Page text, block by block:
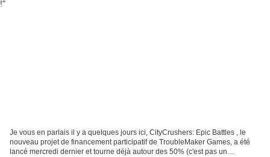
Je vous en parlais il y a quelques jours ici, CityCrushers: Epic Battles , le
nouveau projet de financement participatif de TroubleMaker Games, a été
lancé mercredi dernier et tourne déjà autour des 50% (c'est pas un